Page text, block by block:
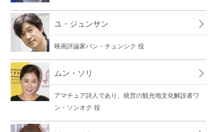
ユ・ジュンサン
映画評論家パン・チュンシク 役
ムン・ソリ
アマチュア詩人であり、統営の観光地文化解説者ワ
ン・ソンオク 役